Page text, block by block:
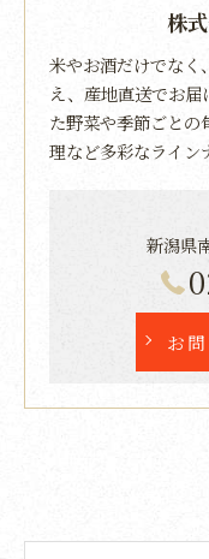
株
米やお酒だけでなく
え、産地直送でお
た野菜や季節ごとの
理など多彩なライン
新潟県
お